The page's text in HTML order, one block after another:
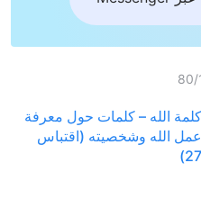
80/
كلمة الله – كلمات حول معرفة
عمل الله وشخصيته (اقتباس
27)